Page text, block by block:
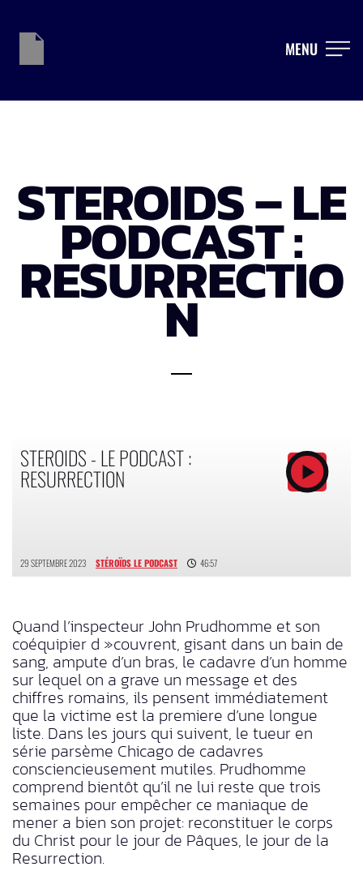
MENU
STEROIDS – LE
PODCAST :
RESURRECTIO
N
STEROIDS - LE PODCAST :
RESURRECTION
29 SEPTEMBRE 2023 STÉROÏDS LE PODCAST 46:57
Quand l’inspecteur John Prudhomme et son
coéquipier d »couvrent, gisant dans un bain de
sang, ampute d’un bras, le cadavre d’un homme
sur lequel on a grave un message et des
chiffres romains, ils pensent immédiatement
que la victime est la premiere d’une longue
liste. Dans les jours qui suivent, le tueur en
série parsème Chicago de cadavres
consciencieusement mutiles. Prudhomme
comprend bientôt qu’il ne lui reste que trois
semaines pour empêcher ce maniaque de
mener a bien son projet: reconstituer le corps
du Christ pour le jour de Pâques, le jour de la
Resurrection.